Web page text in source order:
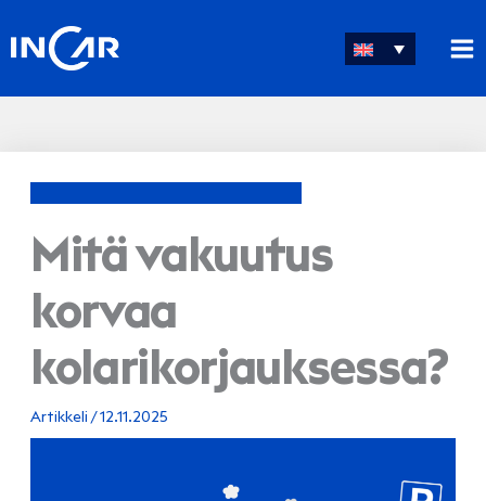
to
content
Mitä vakuutus
korvaa
kolarikorjauksessa?
Artikkeli /12.11.2025